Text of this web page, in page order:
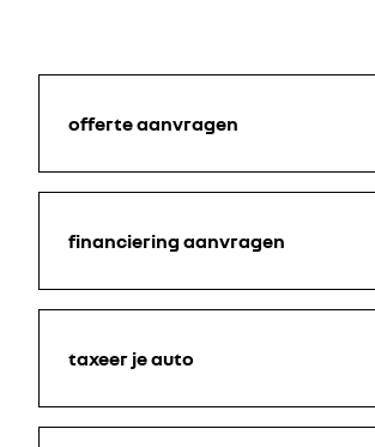
offerte aanvragen
financiering aanvragen
taxeer je auto